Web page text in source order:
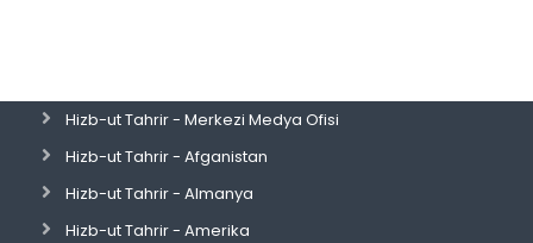
Hizb-ut Tahrir - Merkezi Medya Ofisi
Hizb-ut Tahrir - Afganistan
Hizb-ut Tahrir - Almanya
Hizb-ut Tahrir - Amerika